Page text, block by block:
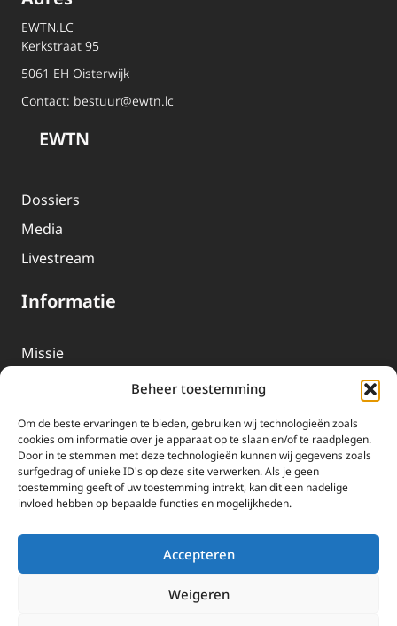
Beheer toestemming
Om de beste ervaringen te bieden, gebruiken wij technologieën zoals
cookies om informatie over je apparaat op te slaan en/of te raadplegen.
Door in te stemmen met deze technologieën kunnen wij gegevens zoals
surfgedrag of unieke ID's op deze site verwerken. Als je geen
toestemming geeft of uw toestemming intrekt, kan dit een nadelige
invloed hebben op bepaalde functies en mogelijkheden.
Accepteren
Weigeren
EWTN.LC
Kerkstraat 95
5061 EH Oisterwijk
Contact: bestuur@ewtn.lc
EWTN
Dossiers
Media
Livestream
Informatie
Missie
EWTN-Team
Organisatiegegevens
Doneren
EWTN wordt uitsluitend gefinancierd door uw donaties.
Wij ontvangen bewust geen advertentie-inkomsten of